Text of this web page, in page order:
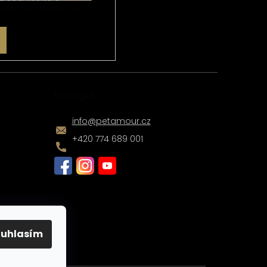
info@petamour.cz
+420 774 689 001